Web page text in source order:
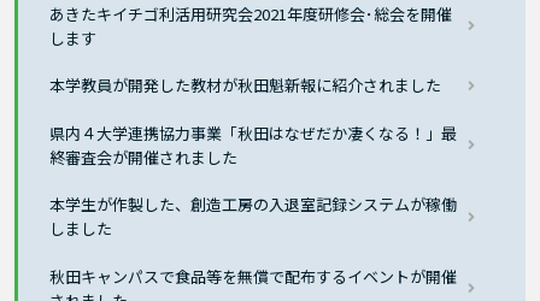
あきたキイチゴ利活用研究会2021年度研修会･総会を開催
します
本学教員が開発した教材が秋田魁新報に紹介されました
県内４大学連携協力事業「秋田はなぜだか凄くなる！」最
終審査会が開催されました
本学生が作製した、創造工房の入退室記録システムが稼働
しました
秋田キャンパスで食品等を無償で配布するイベントが開催